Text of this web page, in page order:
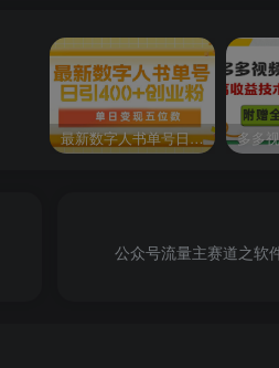
最新数字人书单号日400+创业粉，单日变现五位数，市面卖5980附软件和详…
公众号流量主赛道之软